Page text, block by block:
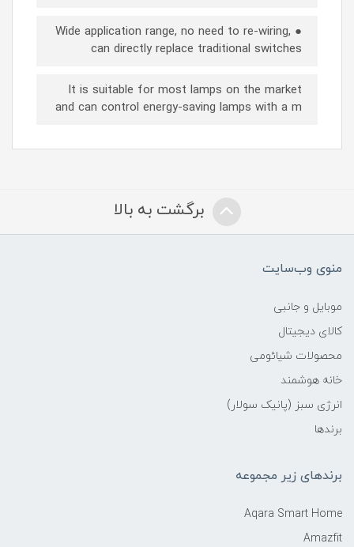
● Wide application range, no need to re-wiring,
can directly replace traditional switches
It is suitable for most lamps on the market
and can control energy-saving lamps with a m
برگشت به بالا
منوی وب‌سایت
موبایل و جانبی
کالای دیجیتال
محصولات شیائومی
خانه هوشمند
انرژی سبز (پانیک سولار)
برندها
برندهای زیر مجموعه
Aqara Smart Home
Amazfit